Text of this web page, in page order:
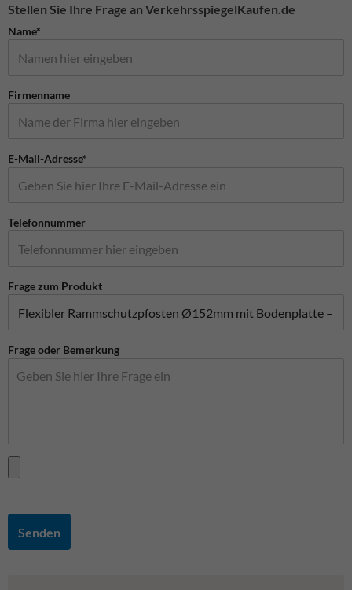
Stellen Sie Ihre Frage an VerkehrsspiegelKaufen.de
Name*
Firmenname
E-Mail-Adresse*
Telefonnummer
Frage zum Produkt
Frage oder Bemerkung
Senden